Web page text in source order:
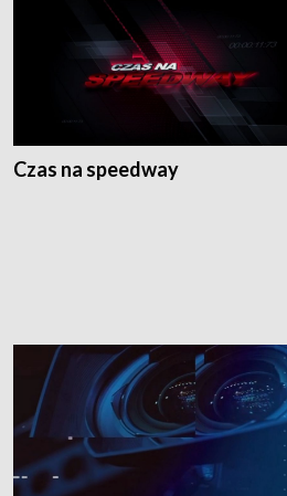
Czas na speedway